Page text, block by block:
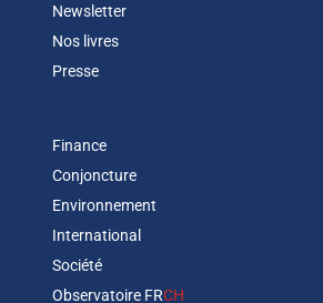
Newsletter
Nos livres
Presse
Finance
Conjoncture
Environnement
International
Société
Observatoire FRCH